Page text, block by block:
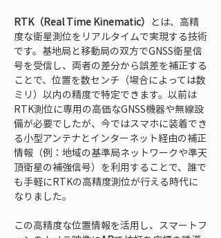
RTK（Real Time Kinematic） とは、高精
度な衛星測位をリアルタイムで実現する技術
です。基地局と移動局の双方でGNSS衛星信
号を受信し、両者の差分から誤差を補正する
ことで、位置を数センチ（場合によっては数
ミリ）以内の精度で特定できます。以前は
RTK測位に専用の高価なGNSS機器や無線設
備が必要でしたが、今ではスマホに装着でき
る小型アンテナとインターネット経由の補正
情報（例：地域の基準局ネットワークや準天
頂衛星の補強信号）を利用することで、誰で
も手軽にRTKの高精度測位が行える時代に
なりました。
この高精度な位置情報を活用し、スマートフ